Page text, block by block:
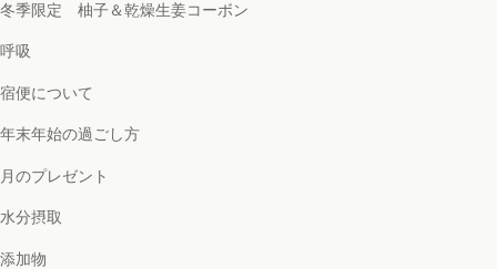
冬季限定 柚子＆乾燥生姜コーボン
呼吸
宿便について
年末年始の過ごし方
月のプレゼント
水分摂取
添加物